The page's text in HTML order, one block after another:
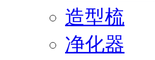
造型梳
净化器